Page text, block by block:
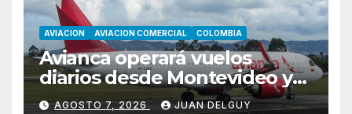
AVIACION AVIACION COMERCIAL COLOMBIA
Avianca operará vuelos
diarios desde Montevideo y
Asunción hacia Bogotá
AGOSTO 7, 2026 JUAN DELGUY